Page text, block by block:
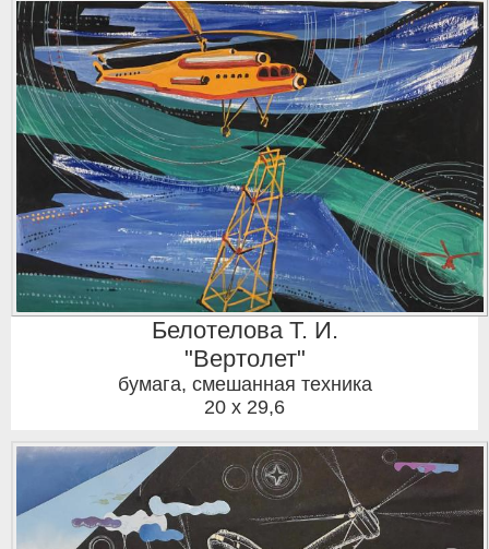
Белотелова Т. И.
"Вертолет"
бумага, смешанная техника
20 x 29,6